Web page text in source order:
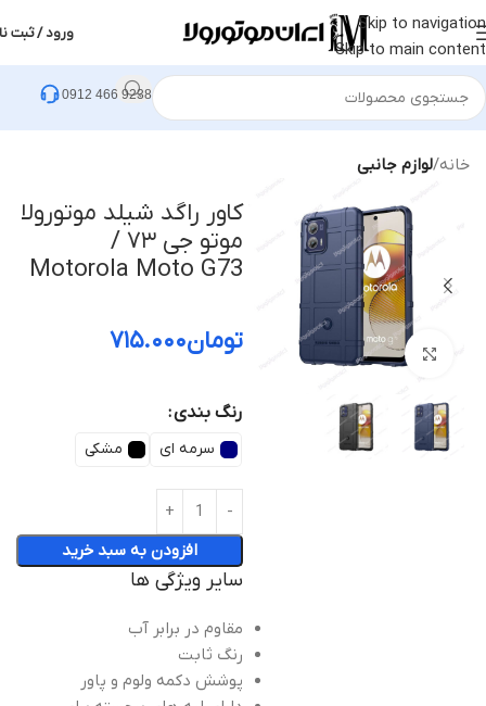
Skip to navigation
Skip to main content
ورود / ثبت
0912 466 9238
خانه لوازم جانبی
بزرگنمایی تصویر
کاور راگد شیلد موتورولا
موتو جی ۷۳ /
Motorola Moto G73
تومان۷۱۵.۰۰۰
رنگ بندی
سرمه ای مشکی
افزودن به سبد خرید
سایر ویژگی ها
مقاوم در برابر آب
رنگ ثابت
پوشش دکمه ولوم و پاور